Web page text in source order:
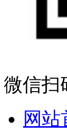
微信扫
网站